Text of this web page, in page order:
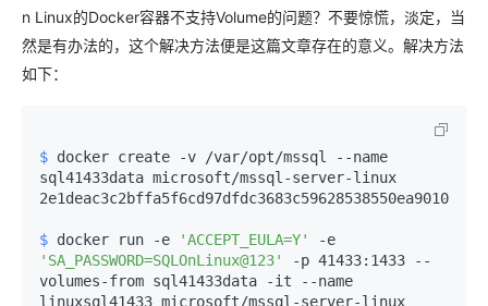
n Linux的Docker容器不支持Volume的问题？不要惊慌，淡定，当
然是有办法的，这个解决方法便是这篇文章存在的意义。解决方法
如下：
$ docker create -v /var/opt/mssql --name
sql41433data microsoft/mssql-server-linux
$ docker run -e 'ACCEPT_EULA=Y'
'SA_PASSWORD=SQLOnLinux@123'
-p 41433:1433 --
volumes-from sql41433data -it --name
linuxsql41433 microsoft/mssql-server-linux